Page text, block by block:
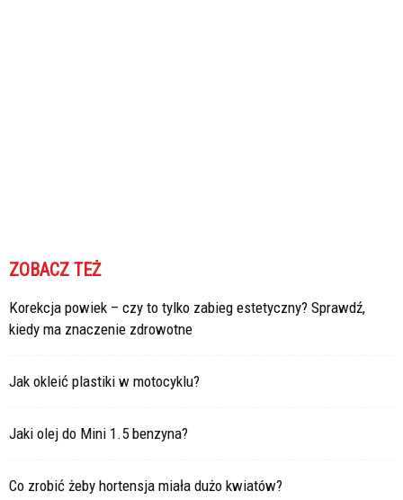
ZOBACZ TEŻ
Korekcja powiek – czy to tylko zabieg estetyczny? Sprawdź,
kiedy ma znaczenie zdrowotne
Jak okleić plastiki w motocyklu?
Jaki olej do Mini 1.5 benzyna?
Co zrobić żeby hortensja miała dużo kwiatów?